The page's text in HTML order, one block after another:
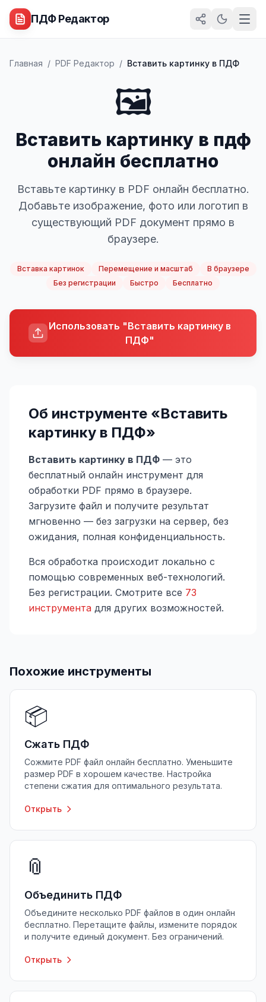
ПДФ Редактор
Главная / PDF Редактор / Вставить картинку в ПДФ
🖼️
Вставить картинку в пдф
онлайн бесплатно
Вставьте картинку в PDF онлайн бесплатно.
Добавьте изображение, фото или логотип в
существующий PDF документ прямо в
браузере.
Вставка картинок Перемещение и масштаб
В браузере
Без регистрации
Быстро Бесплатно
Использовать "Вставить картинку в
ПДФ"
Об инструменте «Вставить
картинку в ПДФ»
Вставить картинку в ПДФ — это
бесплатный онлайн инструмент для
обработки PDF прямо в браузере.
Загрузите файл и получите результат
мгновенно — без загрузки на сервер, без
ожидания, полная конфиденциальность.
Вся обработка происходит локально с
помощью современных веб-технологий.
Без регистрации. Смотрите все 73
инструмента для других возможностей.
Похожие инструменты
📦
Сжать ПДФ
Сожмите PDF файл онлайн бесплатно. Уменьшите
размер PDF в хорошем качестве. Настройка
степени сжатия для оптимального результата.
Открыть
📎
Объединить ПДФ
Объедините несколько PDF файлов в один онлайн
бесплатно. Перетащите файлы, измените порядок
и получите единый документ. Без ограничений.
Открыть